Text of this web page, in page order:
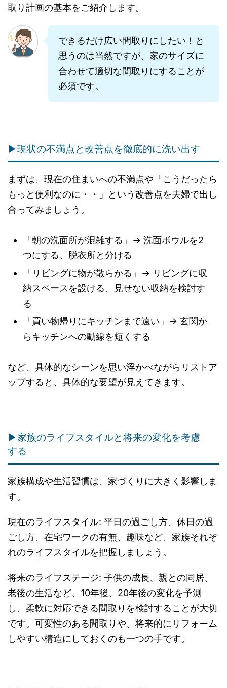
取り計画の基本をご紹介します。
できるだけ広い間取りにしたい！と
思うのは当然ですが、家のサイズに
合わせて適切な間取りにすることが
必須です。
▶現状の不満点と改善点を徹底的に洗い出す
まずは、現在の住まいへの不満点や「こうだったら
もっと便利なのに・・」という改善点を夫婦で出し
合ってみましょう。
「朝の洗面所が混雑する」→ 洗面ボウルを2
つにする、脱衣所と分ける
「リビングに物が散らかる」→ リビングに収
納スペースを設ける、見せない収納を検討す
る
「買い物帰りにキッチンまで遠い」→ 玄関か
らキッチンへの動線を短くする
など、具体的なシーンを思い浮かべながらリストア
ップすると、具体的な要望が見えてきます。
▶家族のライフスタイルと将来の変化を考慮
する
家族構成や生活習慣は、家づくりに大きく影響しま
す。
現在のライフスタイル: 平日の過ごし方、休日の過
ごし方、在宅ワークの有無、趣味など、家族それぞ
れのライフスタイルを把握しましょう。
将来のライフステージ: 子供の成長、親との同居、
老後の生活など、10年後、20年後の変化を予測
し、柔軟に対応できる間取りを検討することが大切
です。可変性のある間取りや、将来的にリフォーム
しやすい構造にしておくのも一つの手です。